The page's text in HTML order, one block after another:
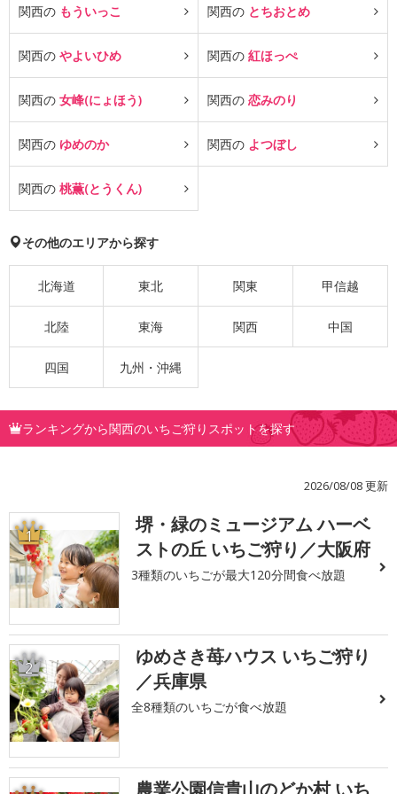
関西の もういっこ 関西の とちおとめ
関西の やよいひめ 関西の 紅ほっぺ
関西の 女峰(にょほう) 関西の 恋みのり
関西の ゆめのか 関西の よつぼし
関西の 桃薫(とうくん)
その他のエリアから探す
北海道 東北 関東 甲信越
北陸 東海 関西 中国
四国 九州・沖縄
ランキングから関西のいちご狩りスポットを探す
2026/08/08 更新
1
堺・緑のミュージアム ハーベ
ストの丘 いちご狩り／大阪府
3種類のいちごが最大120分間食べ放題
2
ゆめさき苺ハウス いちご狩り
／兵庫県
全8種類のいちごが食べ放題
農業公園信貴山のどか村 いち